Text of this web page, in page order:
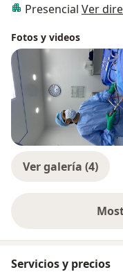
Presencial Ver
Fotos y videos
Ver galería (4)
Servicios y precios